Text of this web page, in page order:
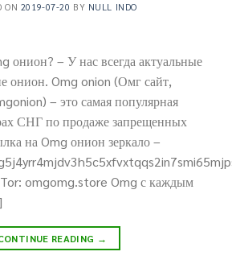
ON 2019-07-20 BY NULL INDO
онион? – У нас всегда актуальные
онион. Omg onion (Омг сайт,
– это самая популярная
СНГ по продаже запрещенных
на Omg онион зеркало –
Tor: omgomg.store Omg с каждым
READING →